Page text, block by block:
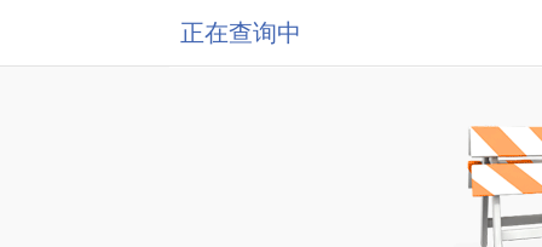
正在查询中